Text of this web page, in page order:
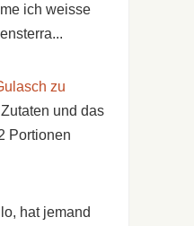
ich weisse
zu
und das
Portionen
hat jemand